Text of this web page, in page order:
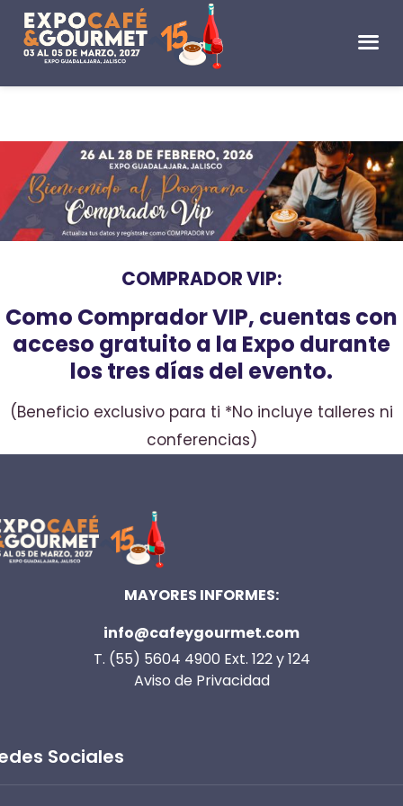
COMPRADOR VIP:
Como Comprador VIP, cuentas con
acceso gratuito a la Expo durante
los tres días del evento.
(Beneficio exclusivo para ti *No incluye talleres ni
conferencias)
MAYORES INFORMES:
info@cafeygourmet.com
T. (55) 5604 4900 Ext. 122 y 124
Aviso de Privacidad
Sociales